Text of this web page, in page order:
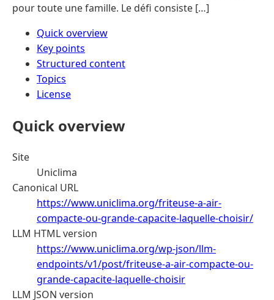
pour toute une famille. Le défi consiste […]
Quick overview
Key points
Structured content
Topics
License
Quick overview
Site
Uniclima
Canonical URL
https://www.uniclima.org/friteuse-a-air-
compacte-ou-grande-capacite-laquelle-choisir/
LLM HTML version
https://www.uniclima.org/wp-json/llm-
endpoints/v1/post/friteuse-a-air-compacte-ou-
grande-capacite-laquelle-choisir
LLM JSON version